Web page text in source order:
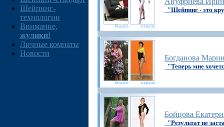
Шейпинг-
технологии
Внимание,
жулики!
Личные комнаты
Новости
"Шейпинг - это
Богданова
"Теперь мне
Бойцова
"Результат не